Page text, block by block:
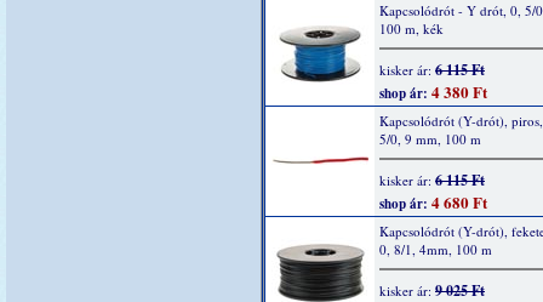
Kapcsolódrót - Y drót, 0, 5/
100 m, kék
kisker ár: 6 115 Ft
shop ár: 4 380 Ft
Kapcsolódrót (Y-drót),
5/0, 9 mm, 100 m
kisker ár: 6 115 Ft
shop ár: 4 680 Ft
Kapcsolódrót (Y-drót),
0, 8/1, 4mm, 100 m
kisker ár: 9 025 Ft